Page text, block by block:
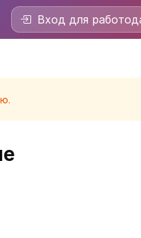
Вход для